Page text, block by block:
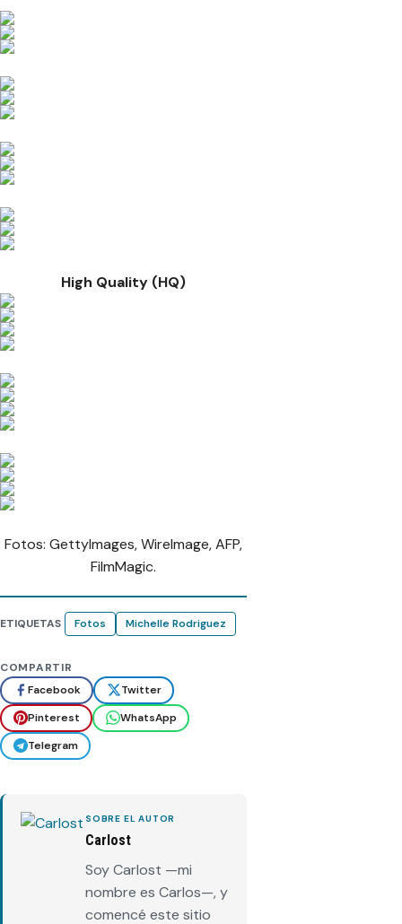
High Quality (HQ)
Fotos: GettyImages, WireImage, AFP,
FilmMagic.
ETIQUETAS Fotos Michelle Rodriguez
COMPARTIR
Facebook
Twitter
Pinterest
WhatsApp
Telegram
SOBRE EL AUTOR
Carlost
Soy Carlost —mi
nombre es Carlos—, y
comencé este sitio